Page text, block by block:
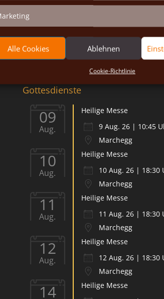
Alle Cookies Ablehnen
Cookie-Richtlinie
Gottesdienste
09
Aug.
Heilige Messe
9 Aug. 26 | 10:45
Marchegg
10
Aug.
Heilige Messe
10 Aug. 26 | 18:30
Marchegg
11
Aug.
Heilige Messe
11 Aug. 26 | 18:30
Marchegg
12
Aug.
Heilige Messe
12 Aug. 26 | 18:30
Marchegg
14
Heilige Messe